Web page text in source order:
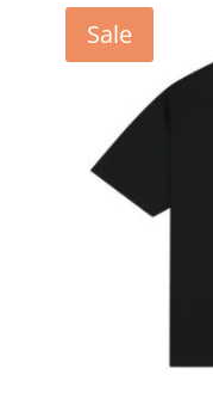
€30,00.€5,00.
Sale